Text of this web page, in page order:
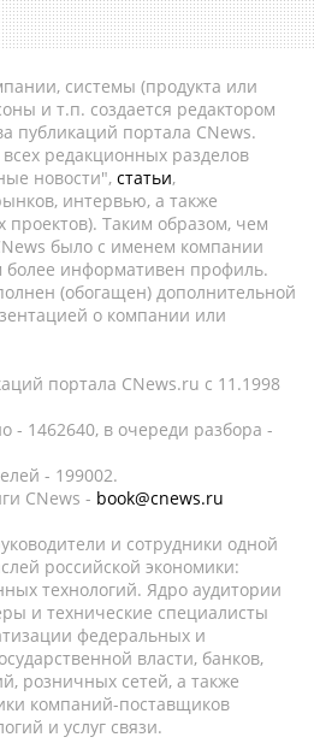
системы (продукта или
и т.п. создается редактором
публикаций портала CNews.
редакционных разделов
новости", статьи,
интервью, а также
проектов). Таким образом, чем
было с именем компании
более информативен профиль.
(обогащен) дополнительной
о компании или
портала CNews.ru c 11.1998
- 1462640, в очереди разбора -
- 199002.
CNews - book@cnews.ru
и сотрудники одной
российской экономики:
технологий. Ядро аудитории
и технические специалисты
федеральных и
власти, банков,
розничных сетей, а также
компаний-поставщиков
и услуг связи.